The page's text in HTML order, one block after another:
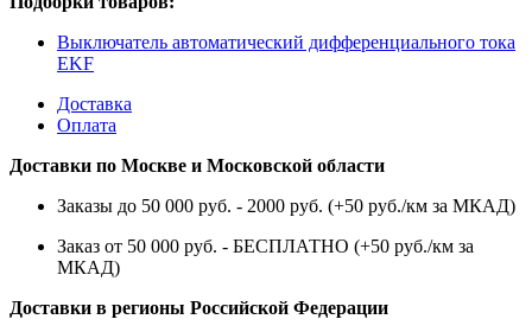
Выключатель автоматический дифференциального тока
EKF
Доставка
Оплата
Доставки по Москве и Московской области
Заказы до 50 000 руб. - 2000 руб. (+50 руб./км за МКАД)
Заказ от 50 000 руб. - БЕСПЛАТНО (+50 руб./км за
МКАД)
Доставки в регионы Российской Федерации